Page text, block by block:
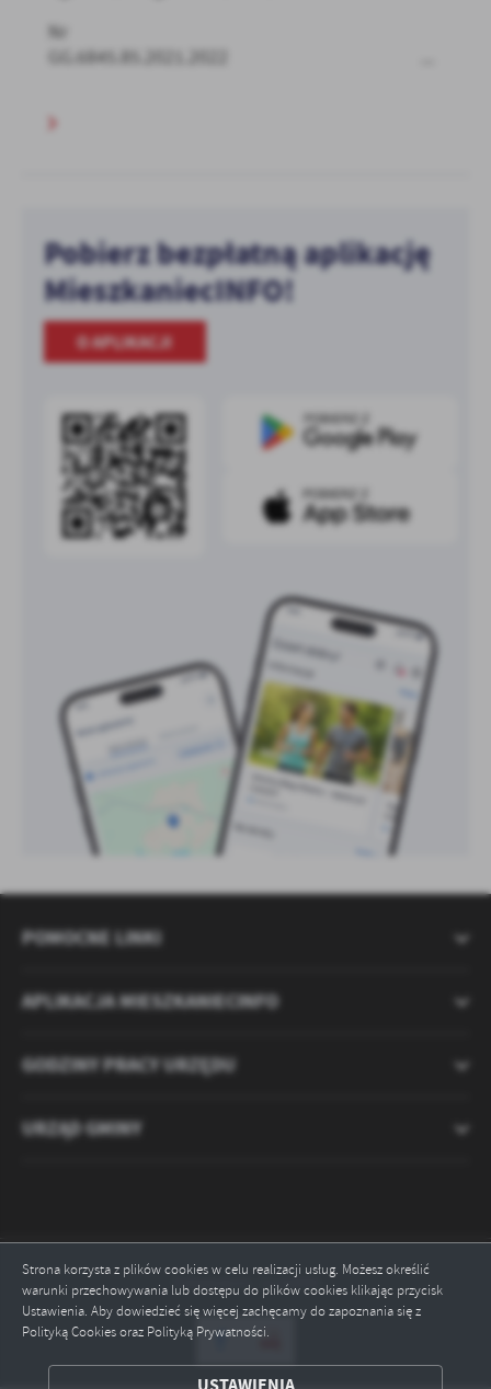
Strona korzysta z plików cookies w celu realizacji usług. Możesz określić
warunki przechowywania lub dostępu do plików cookies klikając przycisk
Ustawienia. Aby dowiedzieć się więcej zachęcamy do zapoznania się z
Polityką Cookies oraz Polityką Prywatności.
ZAPISZ WYBRANE
ODRZUĆ WSZYSTKIE
Nr
GG.6845.85.2021.2022 ...
Pobierz bezpłatną aplikację
MieszkaniecINFO!
O APLIKACJI
POMOCNE LINKI
APLIKACJA MIESZKANIECINFO
GODZINY PRACY URZĘDU
URZĄD GMINY
Odwiedzin: 2120890